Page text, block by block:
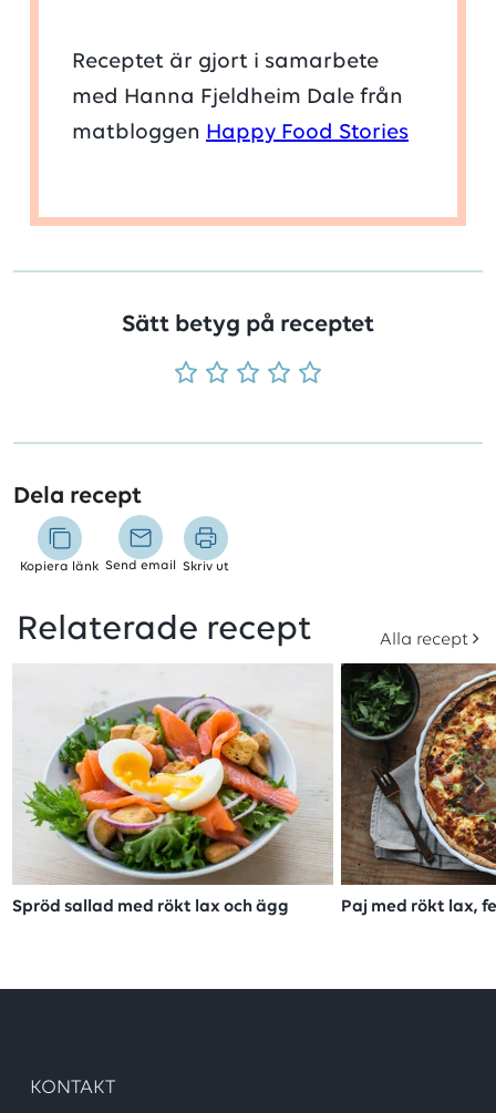
Receptet är gjort i samarbete
med Hanna Fjeldheim Dale från
matbloggen Happy Food Stories
Sätt betyg på receptet
Dela recept
Kopiera länk Send email Skriv ut
Relaterade recept Alla recept
Spröd sallad med rökt lax och ägg Paj med rökt lax,
KONTAKT